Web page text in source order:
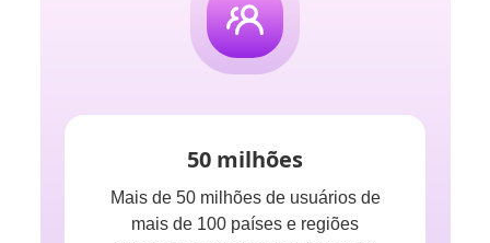
50 milhões
Mais de 50 milhões de usuários de
mais de 100 países e regiões